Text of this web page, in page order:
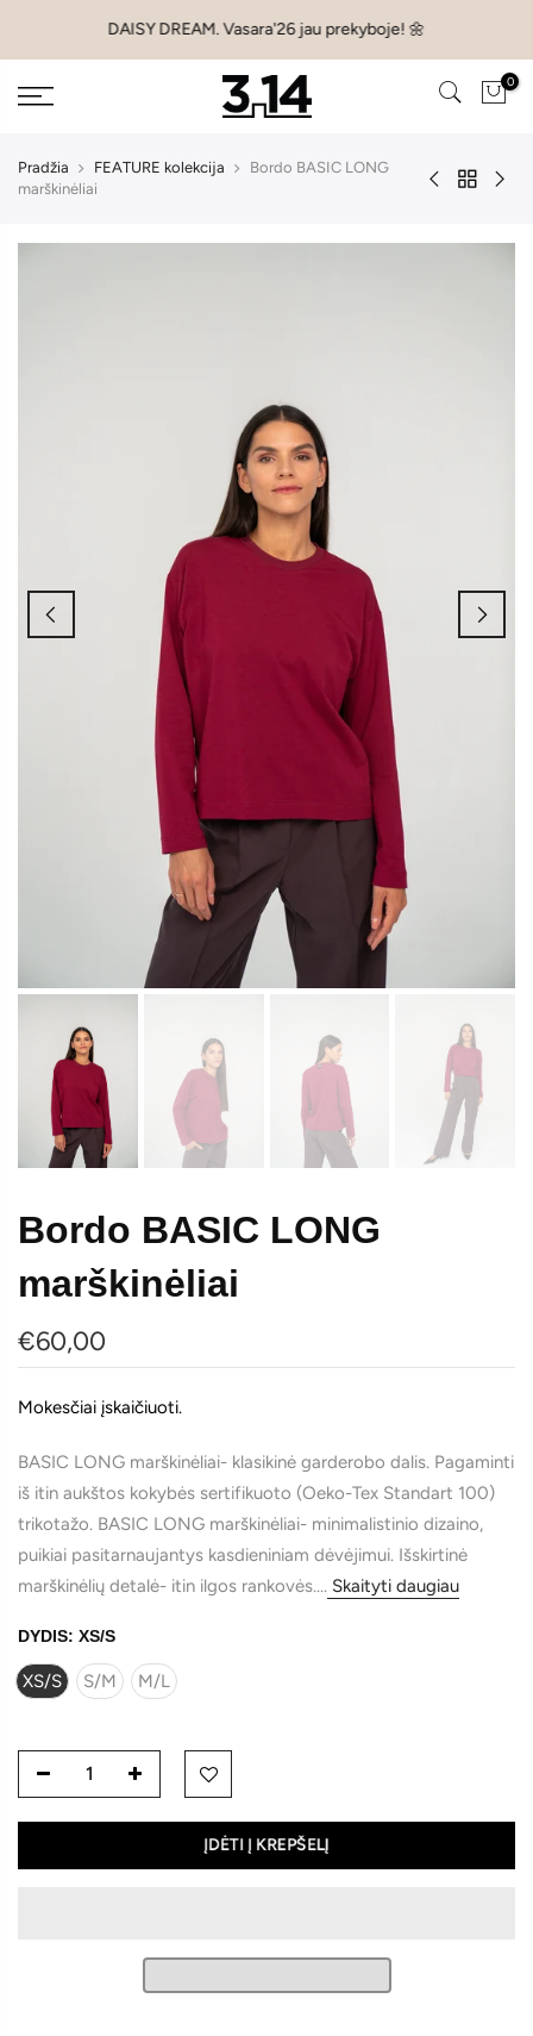
DAISY DREAM. Vasara'26 jau prekyboje! 🌼
0
Pradžia FEATURE kolekcija
Bordo BASIC LONG
marškinėliai
Bordo BASIC LONG
marškinėliai
€60,00
Mokesčiai įskaičiuoti.
BASIC LONG marškinėliai- klasikinė garderobo dalis. Pagaminti
iš itin aukštos kokybės sertifikuoto (Oeko-Tex Standart 100)
trikotažo. BASIC LONG marškinėliai- minimalistinio dizaino,
puikiai pasitarnaujantys kasdieniniam dėvėjimui. Išskirtinė
marškinėlių detalė- itin ilgos rankovės.... Skaityti daugiau
DYDIS: XS/S
XS/S S/M M/L
ĮDĖTI Į KREPŠELĮ